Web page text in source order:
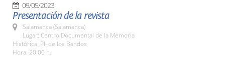
09/05/2023
Presentación de la revista
Salamanca (Salamanca)
Lugar: Centro Documental de la Memoria
Histórica. Pl. de los Bandos
Hora: 20:00 h.